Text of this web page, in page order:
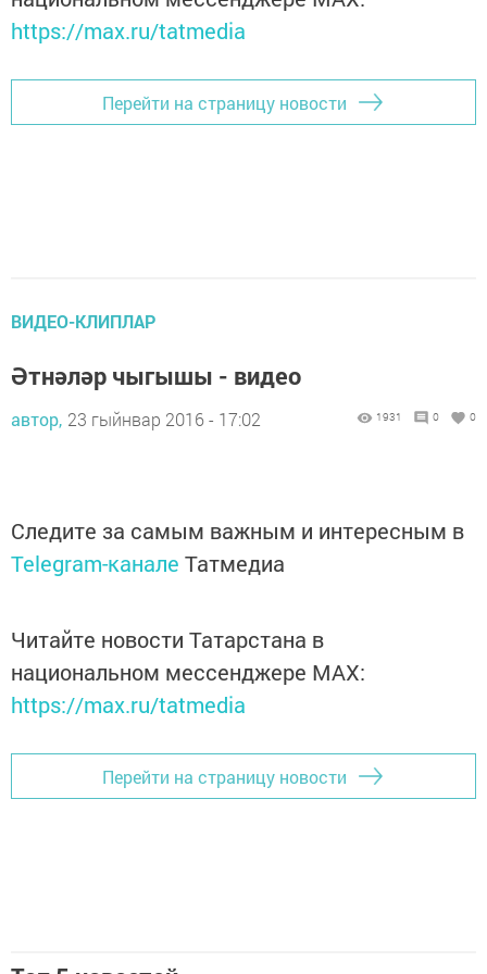
https://max.ru/tatmedia
Перейти на страницу новости
ВИДЕО-КЛИПЛАР
Әтнәләр чыгышы - видео
автор, 23 гыйнвар 2016 - 17:02 1931 0 0
Следите за самым важным и интересным в
Telegram-канале Татмедиа
Читайте новости Татарстана в
национальном мессенджере MАХ:
https://max.ru/tatmedia
Перейти на страницу новости